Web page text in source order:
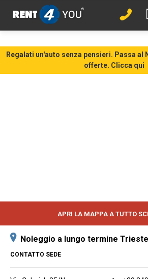
Regalati un'auto senza pensieri. Passa
offerte. Clicca qui
CHIUDI MAPPA
APRI LA MAPPA A TUTTO
Noleggio a lungo termine Trieste
CONTATTO SEDE